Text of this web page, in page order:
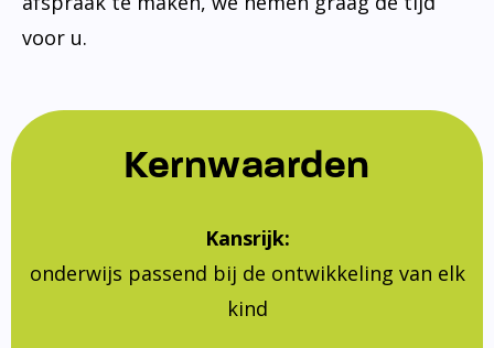
voor u.
Kernwaarden
Kansrijk:
onderwijs passend bij de ontwikkeling van elk
kind